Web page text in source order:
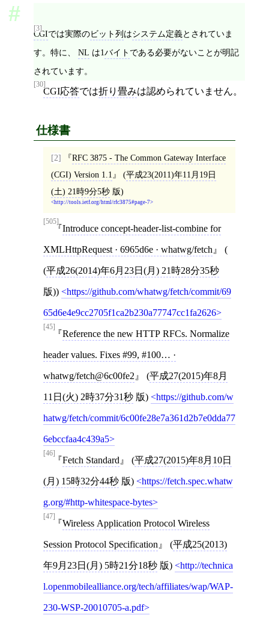
[3]
CGIでは実際のビット列 はシステム定義とされていま
す。特に、 NL は1バイト である必要がないことが明記
されています。
[30]
CGI応答では折り畳みは認められていません。
仕様書
[2]
RFC 3875 - The Common Gateway Interface
(CGI) Version 1.1
(平成23(2011)年11月19日
(土) 21時9分5秒版)
http://tools.ietf.org/html/rfc3875#page-7
[505]
Introduce concept-header-list-combine for
XMLHttpRequest · 6965d6e · whatwg/fetch (
(平成26(2014)年6月23日(月) 21時28分35秒
版)) https://github.com/whatwg/fetch/commit/69
65d6e4e9cc2705f1ca2b230a77747cc1fa2626
[45]
Reference the new HTTP RFCs. Normalize
header values. Fixes #99, #100… ·
whatwg/fetch@6c00fe2 (平成27(2015)年8月
11日(火) 2時37分31秒 版) https://github.com/w
hatwg/fetch/commit/6c00fe28e7a361d2b7e0dda77
6ebccfaa4c439a5
[46]
Fetch Standard (平成27(2015)年8月10日
(月) 15時32分44秒 版) https://fetch.spec.whatw
g.org/#http-whitespace-bytes
[47]
Wireless Application Protocol Wireless
Session Protocol Specification (平成25(2013)
年9月23日(月) 5時21分18秒 版) http://technica
l.openmobilealliance.org/tech/affiliates/wap/WAP-
230-WSP-20010705-a.pdf